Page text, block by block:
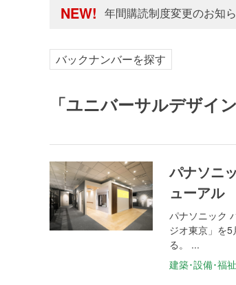
NEW! 年間購読制度変更のお知
バックナンバーを探す
「ユニバーサルデザイ
パナソニ
ューアル
パナソニック
ジオ東京」を
る。 ...
建築･設備･福